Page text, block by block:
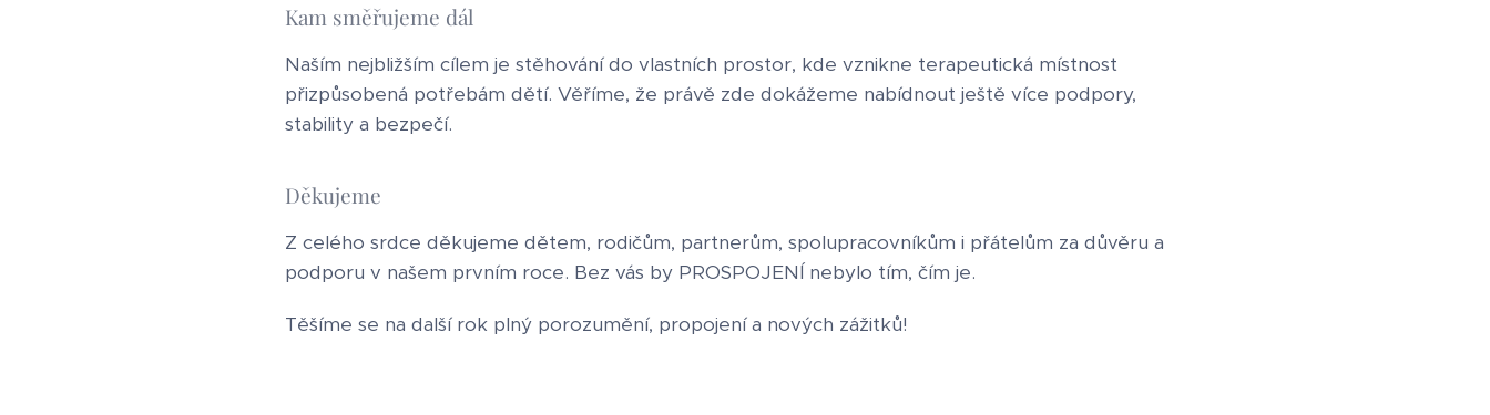
Kam směřujeme dál
Naším nejbližším cílem je stěhování do vlastních prostor, kde vznikne terapeutická místnost
přizpůsobená potřebám dětí. Věříme, že právě zde dokážeme nabídnout ještě více podpory,
stability a bezpečí. 🏠
Děkujeme
Z celého srdce děkujeme dětem, rodičům, partnerům, spolupracovníkům i přátelům za důvěru a
podporu v našem prvním roce. Bez vás by PROSPOJENÍ nebylo tím, čím je. 💙
Těšíme se na další rok plný porozumění, propojení a nových zážitků! 🥂✨